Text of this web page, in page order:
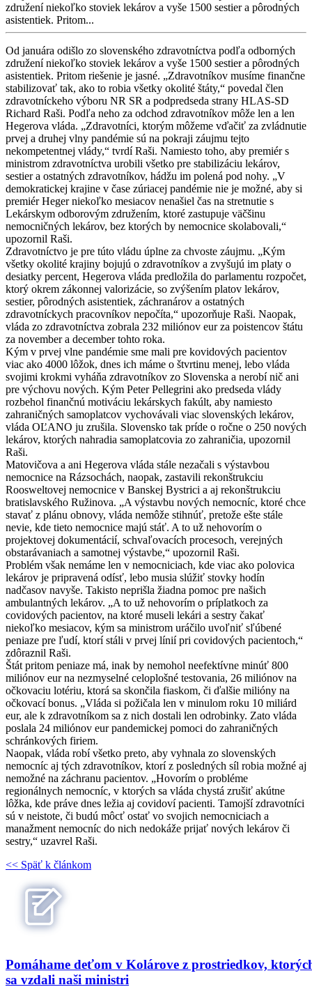
združení niekoľko stoviek lekárov a vyše 1500 sestier a pôrodných
asistentiek. Pritom...
Od januára odišlo zo slovenského zdravotníctva podľa odborných
združení niekoľko stoviek lekárov a vyše 1500 sestier a pôrodných
asistentiek. Pritom riešenie je jasné. „Zdravotníkov musíme finančne
stabilizovať tak, ako to robia všetky okolité štáty,“ povedal člen
zdravotníckeho výboru NR SR a podpredseda strany HLAS-SD
Richard Raši. Podľa neho za odchod zdravotníkov môže len a len
Hegerova vláda. „Zdravotníci, ktorým môžeme vďačiť za zvládnutie
prvej a druhej vlny pandémie sú na pokraji záujmu tejto
nekompetentnej vlády,“ tvrdí Raši. Namiesto toho, aby premiér s
ministrom zdravotníctva urobili všetko pre stabilizáciu lekárov,
sestier a ostatných zdravotníkov, hádžu im polená pod nohy. „V
demokratickej krajine v čase zúriacej pandémie nie je možné, aby si
premiér Heger niekoľko mesiacov nenašiel čas na stretnutie s
Lekárskym odborovým združením, ktoré zastupuje väčšinu
nemocničných lekárov, bez ktorých by nemocnice skolabovali,“
upozornil Raši.
Zdravotníctvo je pre túto vládu úplne za chvoste záujmu. „Kým
všetky okolité krajiny bojujú o zdravotníkov a zvyšujú im platy o
desiatky percent, Hegerova vláda predložila do parlamentu rozpočet,
ktorý okrem zákonnej valorizácie, so zvýšením platov lekárov,
sestier, pôrodných asistentiek, záchranárov a ostatných
zdravotníckych pracovníkov nepočíta,“ upozorňuje Raši. Naopak,
vláda zo zdravotníctva zobrala 232 miliónov eur za poistencov štátu
za november a december tohto roka.
Kým v prvej vlne pandémie sme mali pre kovidových pacientov
viac ako 4000 lôžok, dnes ich máme o štvrtinu menej, lebo vláda
svojimi krokmi vyháňa zdravotníkov zo Slovenska a nerobí nič ani
pre výchovu nových. Kým Peter Pellegrini ako predseda vlády
rozbehol finančnú motiváciu lekárskych fakúlt, aby namiesto
zahraničných samoplatcov vychovávali viac slovenských lekárov,
vláda OĽANO ju zrušila. Slovensko tak príde o ročne o 250 nových
lekárov, ktorých nahradia samoplatcovia zo zahraničia, upozornil
Raši.
Matovičova a ani Hegerova vláda stále nezačali s výstavbou
nemocnice na Rázsochách, naopak, zastavili rekonštrukciu
Roosweltovej nemocnice v Banskej Bystrici a aj rekonštrukciu
bratislavského Ružinova. „A výstavbu nových nemocníc, ktoré chce
stavať z plánu obnovy, vláda nemôže stihnúť, pretože ešte stále
nevie, kde tieto nemocnice majú stáť. A to už nehovorím o
projektovej dokumentácií, schvaľovacích procesoch, verejných
obstarávaniach a samotnej výstavbe,“ upozornil Raši.
Problém však nemáme len v nemocniciach, kde viac ako polovica
lekárov je pripravená odísť, lebo musia slúžiť stovky hodín
nadčasov navyše. Takisto neprišla žiadna pomoc pre našich
ambulantných lekárov. „A to už nehovorím o príplatkoch za
covidových pacientov, na ktoré museli lekári a sestry čakať
niekoľko mesiacov, kým sa ministrom uráčilo uvoľniť sľúbené
peniaze pre ľudí, ktorí stáli v prvej línií pri covidových pacientoch,“
zdôraznil Raši.
Štát pritom peniaze má, inak by nemohol neefektívne minúť 800
miliónov eur na nezmyselné celoplošné testovania, 26 miliónov na
očkovaciu lotériu, ktorá sa skončila fiaskom, či ďalšie milióny na
očkovací bonus. „Vláda si požičala len v minulom roku 10 miliárd
eur, ale k zdravotníkom sa z nich dostali len odrobinky. Zato vláda
poslala 24 miliónov eur pandemickej pomoci do zahraničných
schránkových firiem.
Naopak, vláda robí všetko preto, aby vyhnala zo slovenských
nemocníc aj tých zdravotníkov, ktorí z posledných síl robia možné aj
nemožné na záchranu pacientov. „Hovorím o probléme
regionálnych nemocníc, v ktorých sa vláda chystá zrušiť akútne
lôžka, kde práve dnes ležia aj covidoví pacienti. Tamojší zdravotníci
sú v neistote, či budú môcť ostať vo svojich nemocniciach a
manažment nemocníc do nich nedokáže prijať nových lekárov či
sestry,“ uzavrel Raši.
<< Späť k článkom
Pomáhame deťom v Kolárove z prostriedkov,
sa vzdali naši ministri
Patrícia Medveď Macíková
Najnovšie články
ministri
Michaela Eliášová 06. 07. 2026